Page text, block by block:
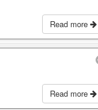
Read more
Read more